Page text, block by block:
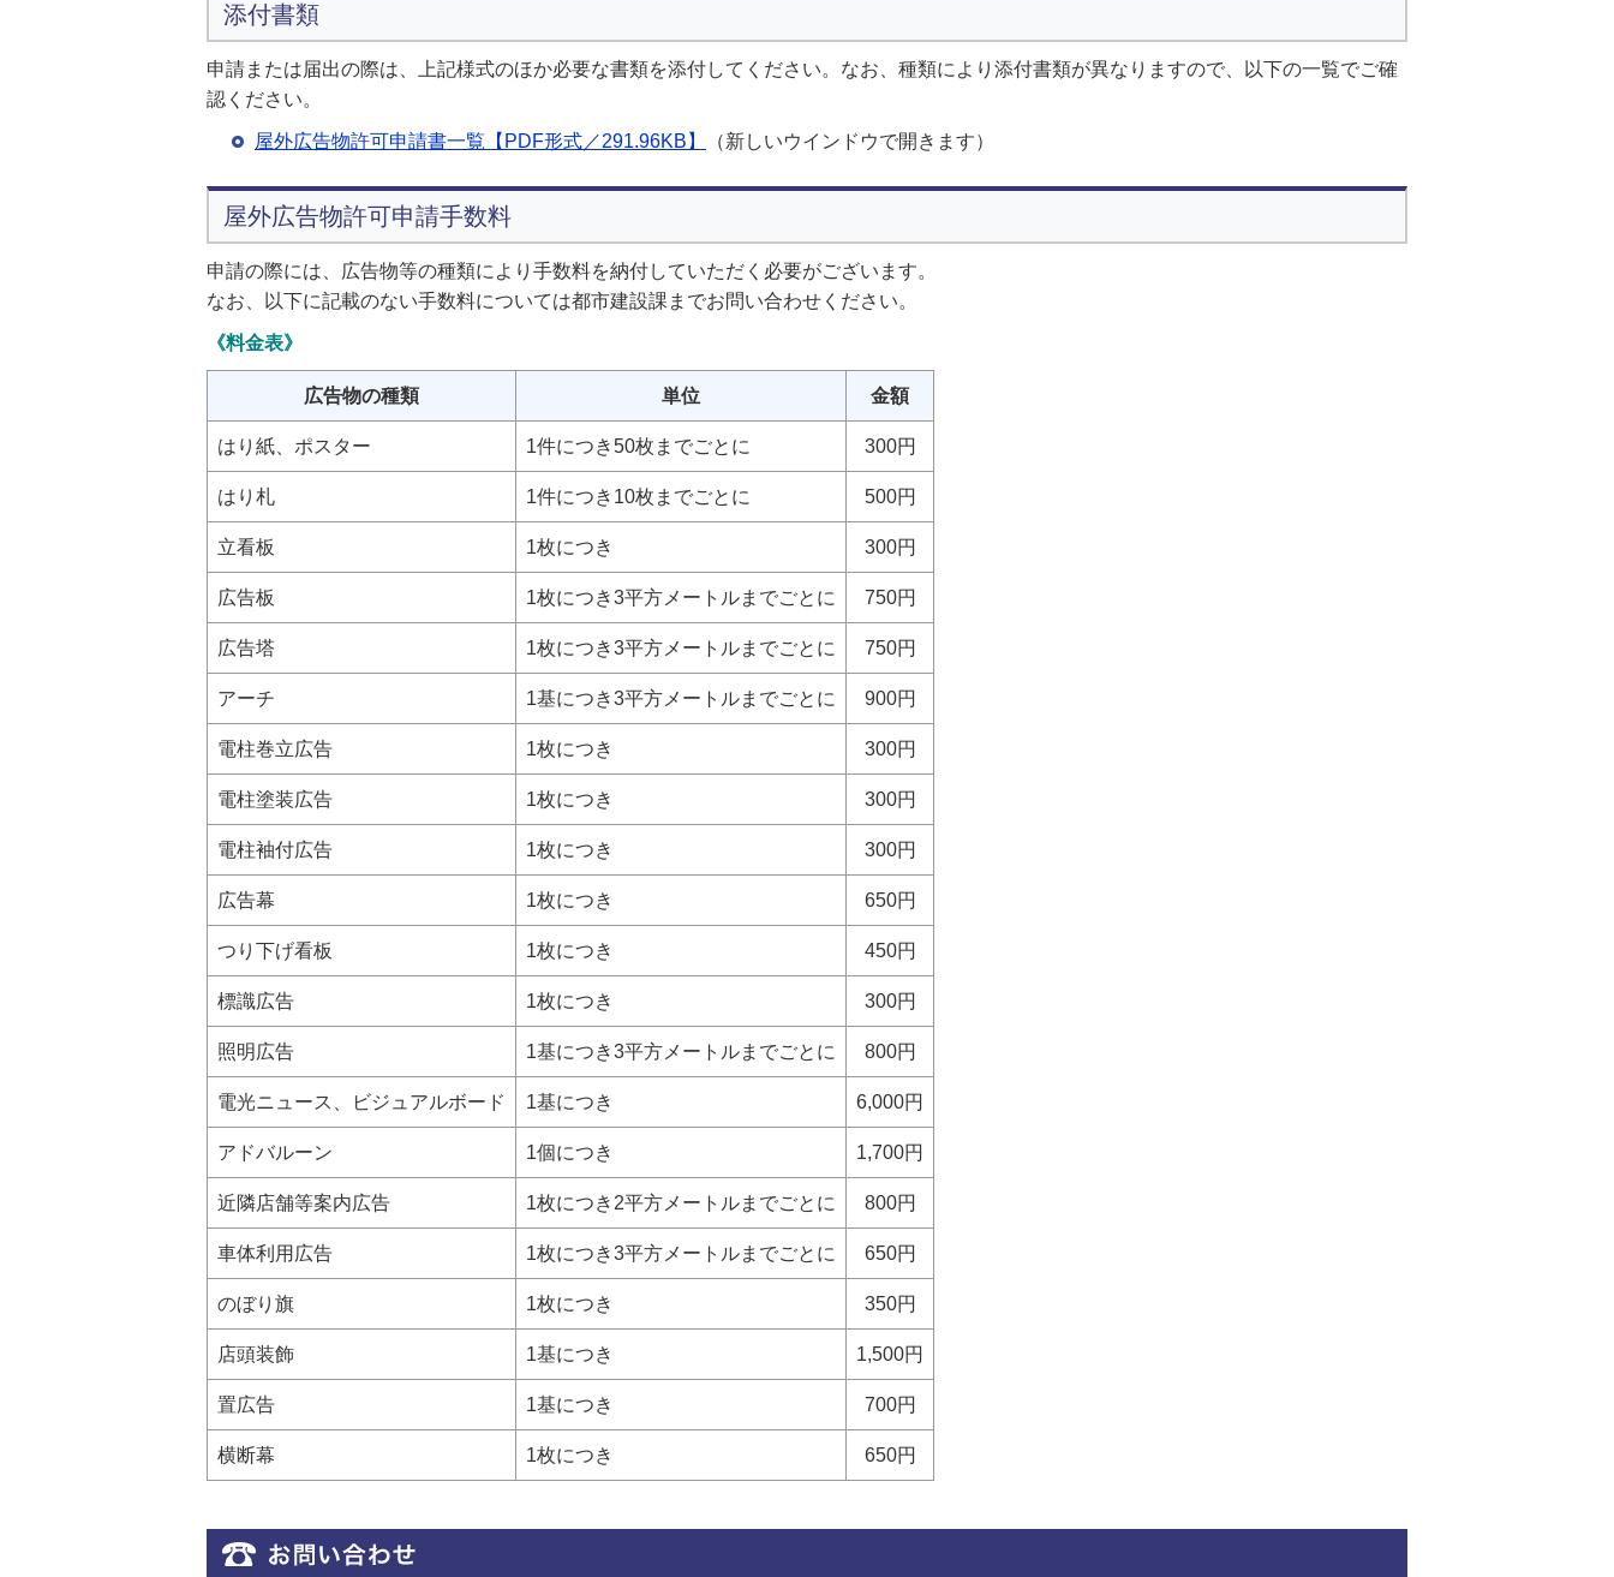
添付書類
申請または届出の際は、上記様式のほか必要な書類を添付してください。なお、種類により添付書類が異なりますので、以下の一覧でご確
認ください。
屋外広告物許可申請書一覧【PDF形式／291.96KB】 （新しいウインドウで開きます）
屋外広告物許可申請手数料
申請の際には、広告物等の種類により手数料を納付していただく必要がございます。
なお、以下に記載のない手数料については都市建設課までお問い合わせください。
《料金表》
広告物の種類 単位 金額
はり紙、ポスター 1件につき50枚までごとに 300円
はり札 1件につき10枚までごとに 500円
立看板 1枚につき 300円
広告板 1枚につき3平方メートルまでごとに 750円
広告塔 1枚につき3平方メートルまでごとに 750円
アーチ 1基につき3平方メートルまでごとに 900円
電柱巻立広告 1枚につき 300円
電柱塗装広告 1枚につき 300円
電柱袖付広告 1枚につき 300円
広告幕 1枚につき 650円
つり下げ看板 1枚につき 450円
標識広告 1枚につき 300円
照明広告 1基につき3平方メートルまでごとに 800円
電光ニュース、ビジュアルボード 1基につき 6,000円
アドバルーン 1個につき 1,700円
近隣店舗等案内広告 1枚につき2平方メートルまでごとに 800円
車体利用広告 1枚につき3平方メートルまでごとに 650円
のぼり旗 1枚につき 350円
店頭装飾 1基につき 1,500円
置広告 1基につき 700円
横断幕 1枚につき 650円